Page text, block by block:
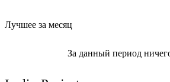
Лучшее за месяц
За данный период